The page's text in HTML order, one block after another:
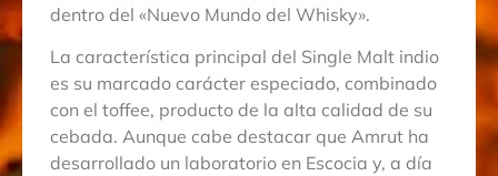
dentro del «Nuevo Mundo del Whisky».
La característica principal del Single Malt indio
es su marcado carácter especiado, combinado
con el toffee, producto de la alta calidad de su
cebada. Aunque cabe destacar que Amrut ha
desarrollado un laboratorio en Escocia y, a día